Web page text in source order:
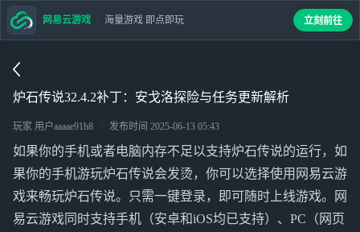
炉石传说32.4.2补丁：安戈洛探险与任务更新解析
玩家 用户aaaae91h8 发布时间 2025-06-13 05:43
如果你的手机或者电脑内存不足以支持炉石传说的运行，如
果你的手机游玩炉石传说会发烫，你可以选择使用网易云游
戏来畅玩炉石传说。只需一键登录，即可随时上线游戏。网
易云游戏同时支持手机（安卓和iOS均已支持）、PC（网页
网易云游戏 海量游戏 即点即玩 立刻前往